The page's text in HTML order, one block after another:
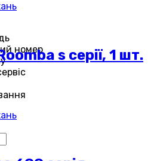
номер
s серії, 1 шт.